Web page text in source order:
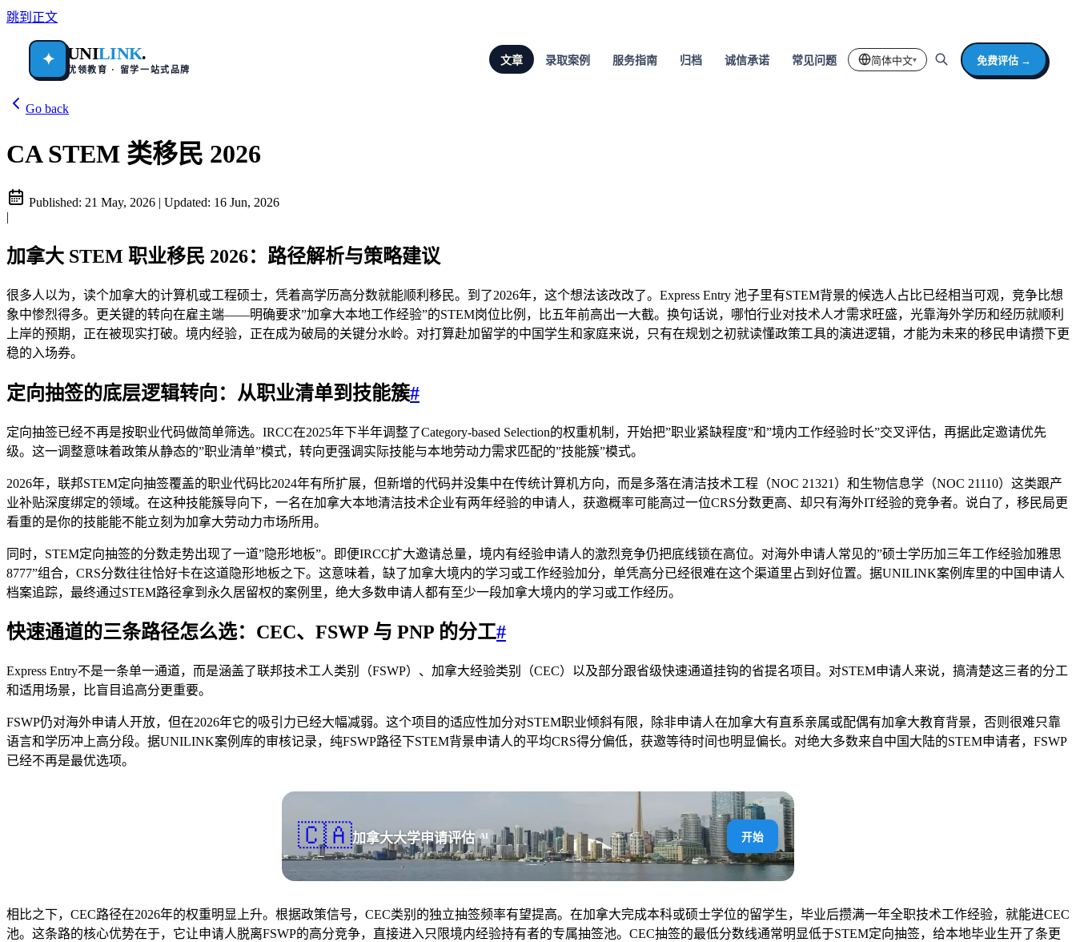
跳到正文
✦ UNILINK.
优领教育 · 留学一站式品牌
文章 录取案例 服务指南 归档 诚信承诺 常见问题 简体中文▾ 免费评估 →
Go back
CA STEM 类移民 2026
Published: 21 May, 2026 | Updated: 16 Jun, 2026
|
加拿大 STEM 职业移民 2026：路径解析与策略建议
很多人以为，读个加拿大的计算机或工程硕士，凭着高学历高分数就能顺利移民。到了2026年，这个想法该改改了。Express Entry 池子里有STEM背景的候选人占比已经相当可观，竞争比想
象中惨烈得多。更关键的转向在雇主端——明确要求”加拿大本地工作经验”的STEM岗位比例，比五年前高出一大截。换句话说，哪怕行业对技术人才需求旺盛，光靠海外学历和经历就顺利
上岸的预期，正在被现实打破。境内经验，正在成为破局的关键分水岭。对打算赴加留学的中国学生和家庭来说，只有在规划之初就读懂政策工具的演进逻辑，才能为未来的移民申请攒下更
稳的入场券。
定向抽签的底层逻辑转向：从职业清单到技能簇#
定向抽签已经不再是按职业代码做简单筛选。IRCC在2025年下半年调整了Category-based Selection的权重机制，开始把”职业紧缺程度”和”境内工作经验时长”交叉评估，再据此定邀请优先
级。这一调整意味着政策从静态的”职业清单”模式，转向更强调实际技能与本地劳动力需求匹配的”技能簇”模式。
2026年，联邦STEM定向抽签覆盖的职业代码比2024年有所扩展，但新增的代码并没集中在传统计算机方向，而是多落在清洁技术工程（NOC 21321）和生物信息学（NOC 21110）这类跟产
业补贴深度绑定的领域。在这种技能簇导向下，一名在加拿大本地清洁技术企业有两年经验的申请人，获邀概率可能高过一位CRS分数更高、却只有海外IT经验的竞争者。说白了，移民局更
看重的是你的技能能不能立刻为加拿大劳动力市场所用。
同时，STEM定向抽签的分数走势出现了一道”隐形地板”。即便IRCC扩大邀请总量，境内有经验申请人的激烈竞争仍把底线锁在高位。对海外申请人常见的”硕士学历加三年工作经验加雅思
8777”组合，CRS分数往往恰好卡在这道隐形地板之下。这意味着，缺了加拿大境内的学习或工作经验加分，单凭高分已经很难在这个渠道里占到好位置。据UNILINK案例库里的中国申请人
档案追踪，最终通过STEM路径拿到永久居留权的案例里，绝大多数申请人都有至少一段加拿大境内的学习或工作经历。
快速通道的三条路径怎么选：CEC、FSWP 与 PNP 的分工#
Express Entry不是一条单一通道，而是涵盖了联邦技术工人类别（FSWP）、加拿大经验类别（CEC）以及部分跟省级快速通道挂钩的省提名项目。对STEM申请人来说，搞清楚这三者的分工
和适用场景，比盲目追高分更重要。
FSWP仍对海外申请人开放，但在2026年它的吸引力已经大幅减弱。这个项目的适应性加分对STEM职业倾斜有限，除非申请人在加拿大有直系亲属或配偶有加拿大教育背景，否则很难只靠
语言和学历冲上高分段。据UNILINK案例库的审核记录，纯FSWP路径下STEM背景申请人的平均CRS得分偏低，获邀等待时间也明显偏长。对绝大多数来自中国大陆的STEM申请者，FSWP
已经不再是最优选项。
🇨🇦加拿大大学申请评估 AI 开始
相比之下，CEC路径在2026年的权重明显上升。根据政策信号，CEC类别的独立抽签频率有望提高。在加拿大完成本科或硕士学位的留学生，毕业后攒满一年全职技术工作经验，就能进CEC
池。这条路的核心优势在于，它让申请人脱离FSWP的高分竞争，直接进入只限境内经验持有者的专属抽签池。CEC抽签的最低分数线通常明显低于STEM定向抽签，给本地毕业生开了条更